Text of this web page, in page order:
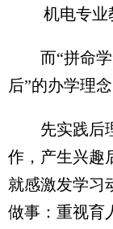
机电专业
而“拼命学”
后”的办学理念
先实践后理
作，产生兴趣
就感激发学习
做事：重视育